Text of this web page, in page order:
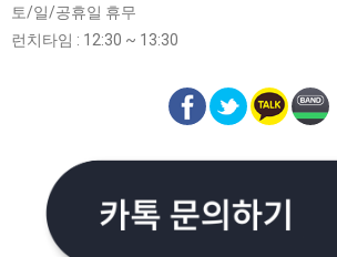
토/일/공휴일 휴무
런치타임 : 12:30 ~ 13:30